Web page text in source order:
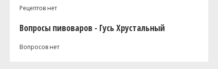
Рецептов нет
Вопросы пивоваров - Гусь Хрустальный
Вопросов нет